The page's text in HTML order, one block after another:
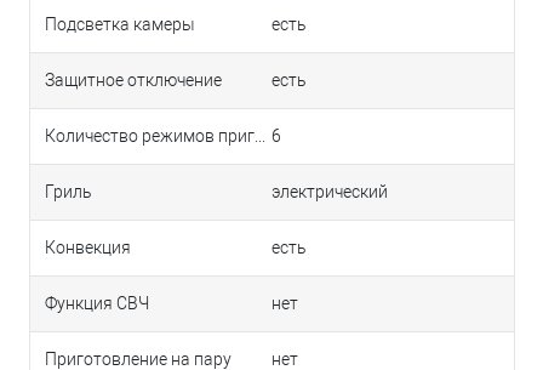
Подсветка камеры есть
Защитное отключение есть
6
Гриль электрический
Конвекция есть
Функция СВЧ нет
Приготовление на пару нет